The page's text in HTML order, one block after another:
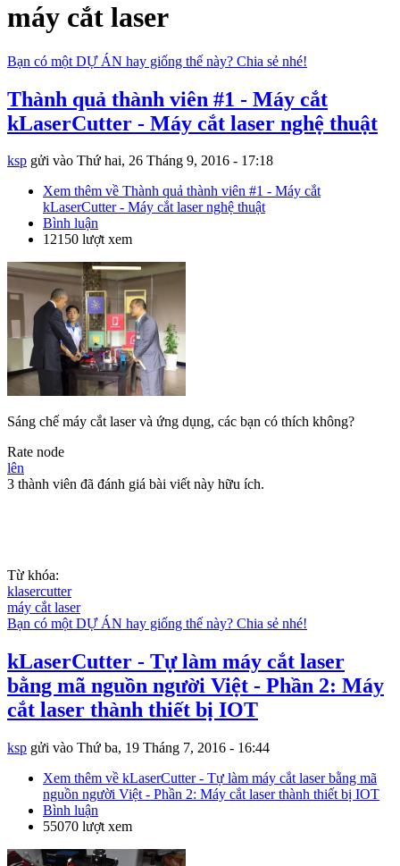
máy cắt laser
Bạn có một DỰ ÁN hay giống thế này? Chia sẻ nhé!
Thành quả thành viên #1 - Máy cắt
kLaserCutter - Máy cắt laser nghệ thuật
ksp gửi vào Thứ hai, 26 Tháng 9, 2016 - 17:18
Xem thêm về Thành quả thành viên #1 - Máy cắt
kLaserCutter - Máy cắt laser nghệ thuật
Bình luận
12150 lượt xem
Sáng chế máy cắt laser và ứng dụng, các bạn có thích không?
Rate node
lên
3 thành viên đã đánh giá bài viết này hữu ích.
Từ khóa:
klasercutter
máy cắt laser
Bạn có một DỰ ÁN hay giống thế này? Chia sẻ nhé!
kLaserCutter - Tự làm máy cắt laser
bằng mã nguồn người Việt - Phần 2: Máy
cắt laser thành thiết bị IOT
ksp gửi vào Thứ ba, 19 Tháng 7, 2016 - 16:44
Xem thêm về kLaserCutter - Tự làm máy cắt laser bằng mã
nguồn người Việt - Phần 2: Máy cắt laser thành thiết bị IOT
Bình luận
55070 lượt xem